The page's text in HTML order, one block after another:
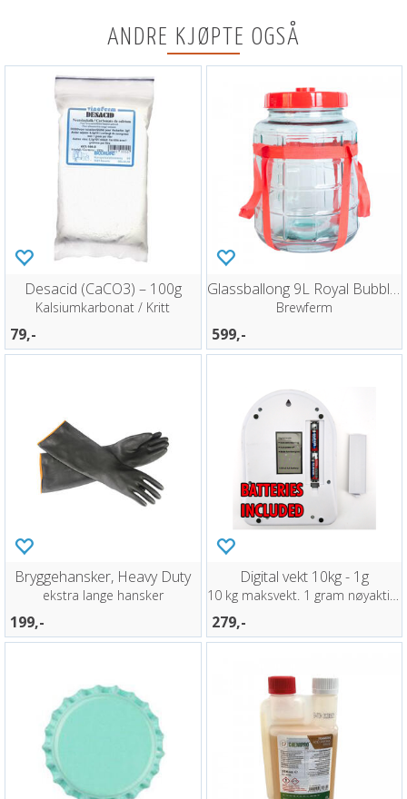
ANDRE KJØPTE OGSÅ
Desacid (CaCO3) – 100g
Kalsiumkarbonat / Kritt
79,-
Glassballong 9L Royal Bubbler
Brewferm
599,-
Bryggehansker, Heavy Duty
ekstra lange hansker
199,-
Digital vekt 10kg - 1g
10 kg maksvekt. 1 gram nøyaktighet
279,-